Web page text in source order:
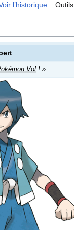
l’historique Outils
Vol ! »